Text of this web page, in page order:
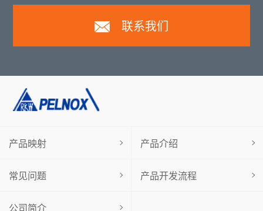
联系我们
产品映射 产品介绍
常见问题 产品开发流程
公司简介